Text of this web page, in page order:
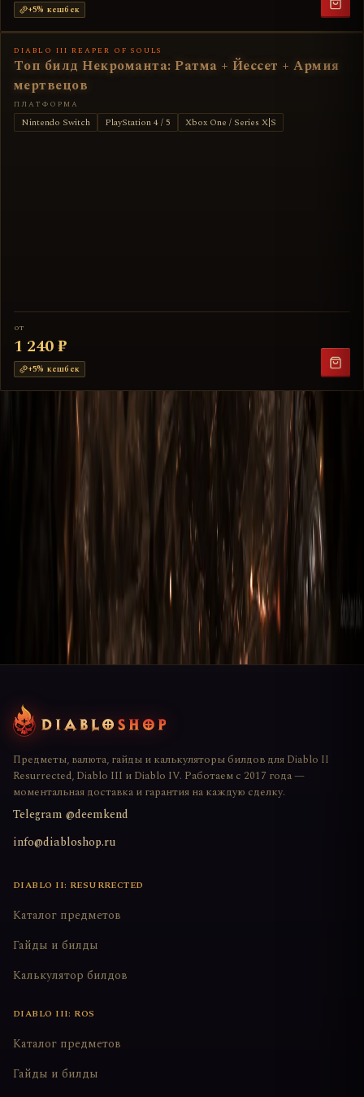
+5% кешбек
DIABLO III REAPER OF SOULS
Топ билд Некроманта: Ратма + Йессет + Армия
мертвецов
ПЛАТФОРМА
Nintendo Switch PlayStation 4 / 5 Xbox One / Series X|S
от
1 240 ₽
+5% кешбек
Комментарии
Поделитесь мнением — будьте первым
Чтобы оставить комментарий, нужно
войти
в свой
аккаунт. Это защита от спама — каждый комментарий
привязан к пользователю и модерируется перед
Регистрация
Предметы, валюта, гайды и калькуляторы билдов для Diablo II
Resurrected, Diablo III и Diablo IV. Работаем с 2017 года —
моментальная доставка и гарантия на каждую сделку.
Telegram @deemkend
info@diabloshop.ru
DIABLO II: RESURRECTED
Каталог предметов
Гайды и билды
Калькулятор билдов
DIABLO III: ROS
Каталог предметов
Гайды и билды